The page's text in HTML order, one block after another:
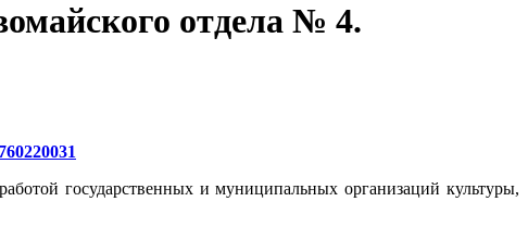
отдела № 4.
государственных и муниципальных организаций культуры,